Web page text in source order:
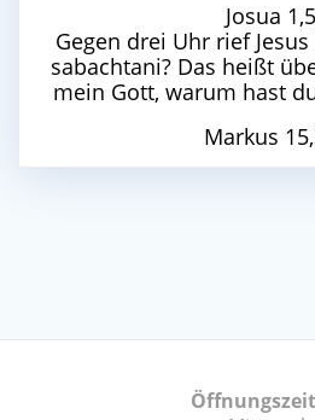
Josua 1,5
Gegen drei Uhr rief
sabachtani? Das heißt
mein Gott, warum hast
Markus